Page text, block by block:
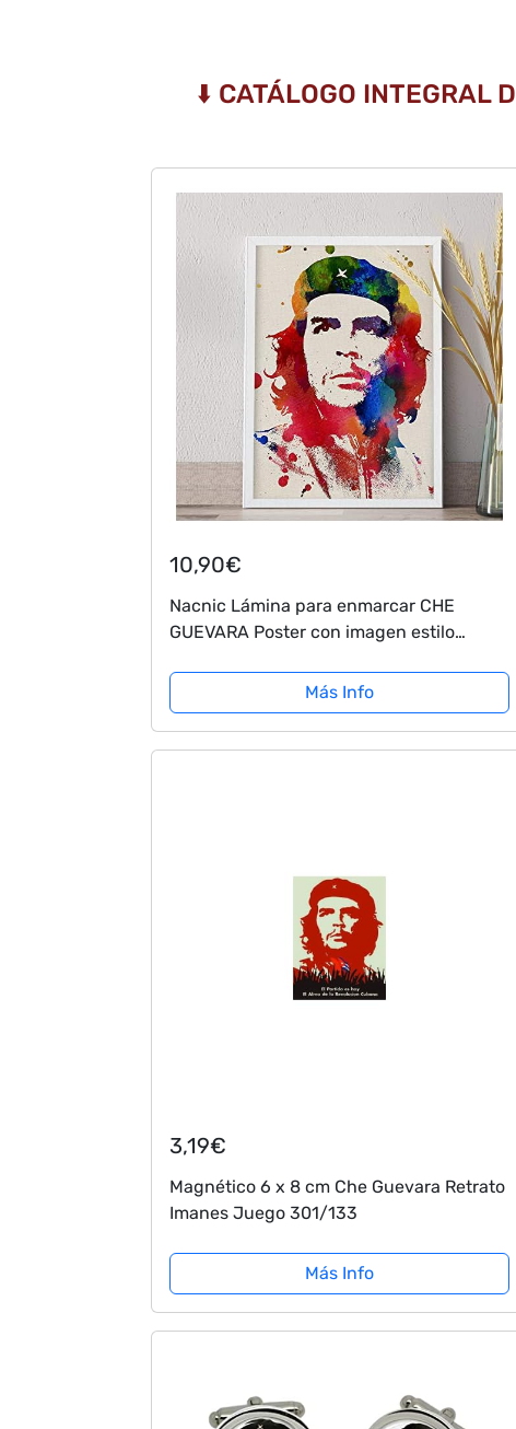
⬇️ CATÁLOGO INTEGRAL
10,90€
Nacnic Lámina para enmarcar CHE
GUEVARA Poster con imagen estilo
Impresa en y tintas resistentes. Tamaño
A4
Más Info
3,19€
Magnético 6 x 8 cm Che Guevara Retrato
Imanes Juego 301/133
Más Info